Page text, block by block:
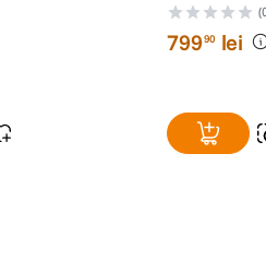
79990 lei